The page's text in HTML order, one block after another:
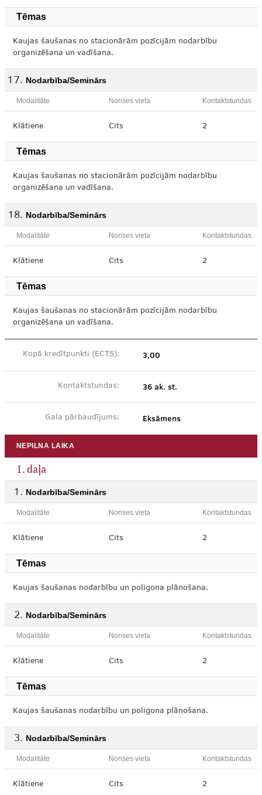
Tēmas
Kaujas šaušanas no stacionārām pozīcijām nodarbību
organizēšana un vadīšana.
Nodarbība/Seminārs
Modalitāte Norises vieta Kontaktstundas
Klātiene Cits 2
Tēmas
Kaujas šaušanas no stacionārām pozīcijām nodarbību
organizēšana un vadīšana.
Nodarbība/Seminārs
Modalitāte Norises vieta Kontaktstundas
Klātiene Cits 2
Tēmas
Kaujas šaušanas no stacionārām pozīcijām nodarbību
organizēšana un vadīšana.
Kopā kredītpunkti (ECTS): 3,00
Kontaktstundas: 36 ak. st.
Gala pārbaudījums: Eksāmens
NEPILNA LAIKA
1. daļa
Nodarbība/Seminārs
Modalitāte Norises vieta Kontaktstundas
Klātiene Cits 2
Tēmas
Kaujas šaušanas nodarbību un poligona plānošana.
Nodarbība/Seminārs
Modalitāte Norises vieta Kontaktstundas
Klātiene Cits 2
Tēmas
Kaujas šaušanas nodarbību un poligona plānošana.
Nodarbība/Seminārs
Modalitāte Norises vieta Kontaktstundas
Klātiene Cits 2